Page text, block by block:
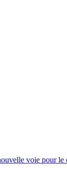
voie pour le